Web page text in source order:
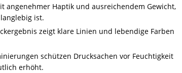
angenehmer Haptik und ausreichendem Gewicht,
ist.
zeigt klare Linien und lebendige Farben
schützen Drucksachen vor Feuchtigkeit
erhöht.